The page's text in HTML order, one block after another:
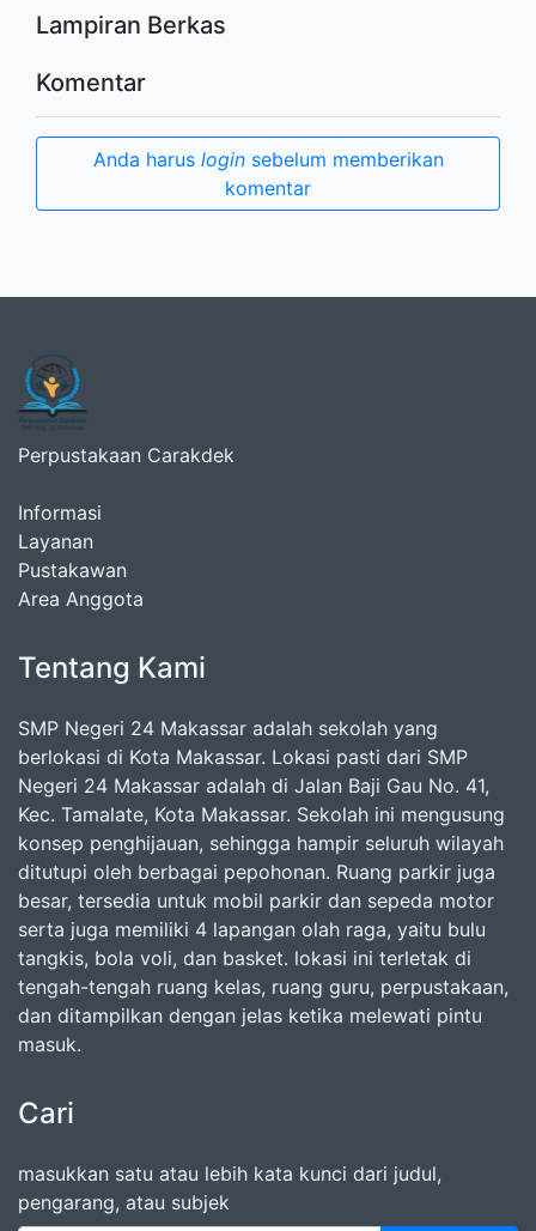
Lampiran Berkas
Komentar
Anda harus loginsebelum memberikan
komentar
Perpustakaan Carakdek
Informasi
Layanan
Pustakawan
Area Anggota
Tentang Kami
SMP Negeri 24 Makassar adalah sekolah yang
berlokasi di Kota Makassar. Lokasi pasti dari SMP
Negeri 24 Makassar adalah di Jalan Baji Gau No. 41,
Kec. Tamalate, Kota Makassar. Sekolah ini mengusung
konsep penghijauan, sehingga hampir seluruh wilayah
ditutupi oleh berbagai pepohonan. Ruang parkir juga
besar, tersedia untuk mobil parkir dan sepeda motor
serta juga memiliki 4 lapangan olah raga, yaitu bulu
tangkis, bola voli, dan basket. lokasi ini terletak di
tengah-tengah ruang kelas, ruang guru, perpustakaan,
dan ditampilkan dengan jelas ketika melewati pintu
masuk.
Cari
masukkan satu atau lebih kata kunci dari judul,
pengarang, atau subjek